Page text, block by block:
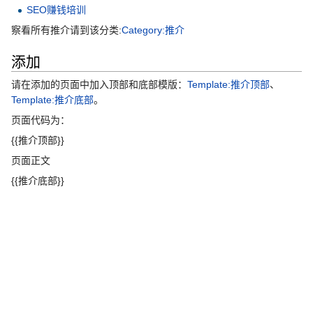
SEO赚钱培训
察看所有推介请到该分类:Category:推介
添加
请在添加的页面中加入顶部和底部模版： Template:推介顶部、
Template:推介底部。
页面代码为：
{{推介顶部}}
页面正文
{{推介底部}}